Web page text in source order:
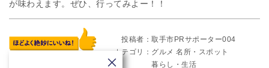
が味わえます。ぜひ、行ってみよー！！
投稿者
取手市PRサポーター004
カテゴリ
グルメ 名所・スポット
暮らし・生活